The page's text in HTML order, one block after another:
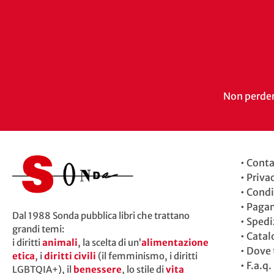
Non
Dal 1988 Sonda pubblica libri che trattano
grandi temi:
i dirittianimali, la scelta di un’alimentazione
etica, idiritti civili (il femminismo, i diritti
LGBTQIA+), il benessere, lo stile divita
•
•
•
•
•
•
•
• F.a.q.